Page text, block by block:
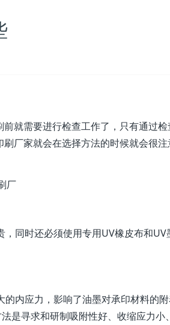
就需要进行检查工作了，只有通过
厂家就会在选择方法的时候就会很
同时还必须使用专用UV橡皮布和UV
内应力，影响了油墨对承印材料的
是寻求和研制吸附性好、收缩应力小